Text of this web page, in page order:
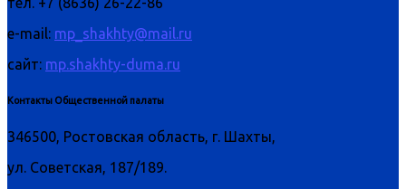
e-mail: mp_shakhty@mail.ru
сайт: mp.shakhty-duma.ru
Контакты Общественной палаты
346500, Ростовская область, г. Шахты,
ул. Советская, 187/189.